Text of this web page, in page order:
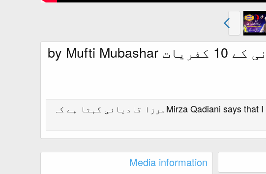
Mirza Qadiani's famous ten blasphemies مرزا قادیانی کے 10 کفریات by Mufti Mubashar
Mirza Qadiani's famous ten blasphemies00:00:00 Introduction تعارف00:00:23 Mirza Qadiani says that I am Allahمرزا قادیانی کہتا ہے کہ
Media information